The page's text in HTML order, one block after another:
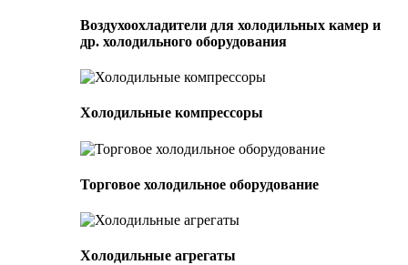
Воздухоохладители для холодильных камер и
др. холодильного оборудования
Холодильные компрессоры
Торговое холодильное оборудование
Холодильные агрегаты